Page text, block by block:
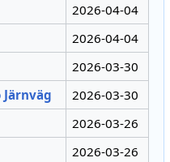
2026-04-04
2026-04-04
2026-03-30
2026-03-30
2026-03-26
2026-03-26